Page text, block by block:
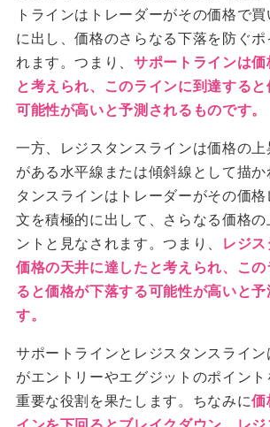
トラインはトレーダーがその価格で
に出し、価格のさらなる下落を防ぐポ
れます。つまり、サポートラインは
と考えられ、このラインに到達する
可能性が高いと予測されるものです。
一方、レジスタンスラインは価格の
がある水平線または傾斜線として描
タンスラインはトレーダーがその価
文を積極的に出して、さらなる価格の
ントと見なされます。つまり、
レジ
価格の天井に達したと考えられ、こ
ると価格が下落する可能性が高いと
す。
サポートラインとレジスタンスライ
がエントリーやエグジットのポイン
重要な役割を果たします。ちなみに価